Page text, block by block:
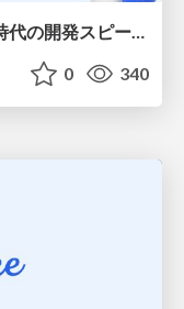
クラウドネイティブ会議Day1_AI時代の開発スピードに追いつけ！ Argo CD ApplicationSetと挑む、PR単位の検証環境/Cloud Native Conference Day 1: Keeping Pace with Development Speeds in the AI Era! Building a Pull Request-Level Testing Environment with Argo CD ApplicationSet
0 340